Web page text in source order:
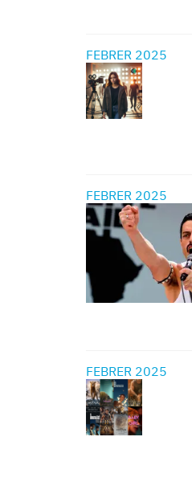
FEBRER 2025
FEBRER 2025
FEBRER 2025